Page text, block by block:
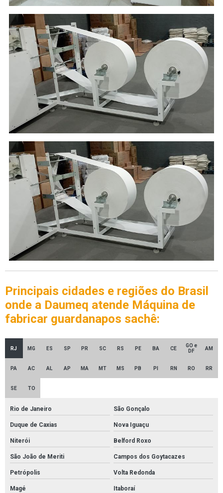
Principais cidades e regiões do Brasil
onde a Daumeq atende Máquina de
fabricar guardanapos sachê:
RJ MG ES SP PR SC RS PE BA CE
GO e
DF
AM
PA AC AL AP MA MT MS PB PI RN RO RR
SE TO
Rio de Janeiro São Gonçalo
Duque de Caxias Nova Iguaçu
Niterói Belford Roxo
São João de Meriti Campos dos Goytacazes
Petrópolis Volta Redonda
Magé Itaboraí